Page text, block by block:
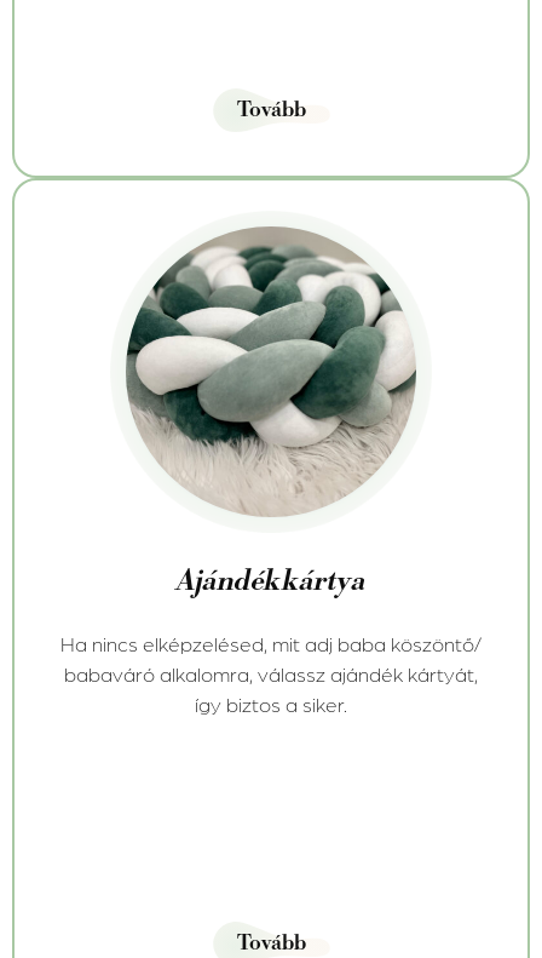
Tovább
Ajándékkártya
Ha nincs elképzelésed, mit adj baba köszöntő/
babaváró alkalomra, válassz ajándék kártyát,
így biztos a siker.
Tovább